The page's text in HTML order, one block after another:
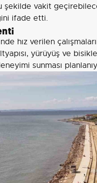
vakit
ifade etti.
hız verilen
yürüyüş ve
sunması